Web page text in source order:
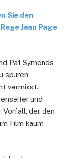
Sie den
Jean Page
Pat Symonds
spüren
vermisst.
und
Vorfall, der den
Film kaum